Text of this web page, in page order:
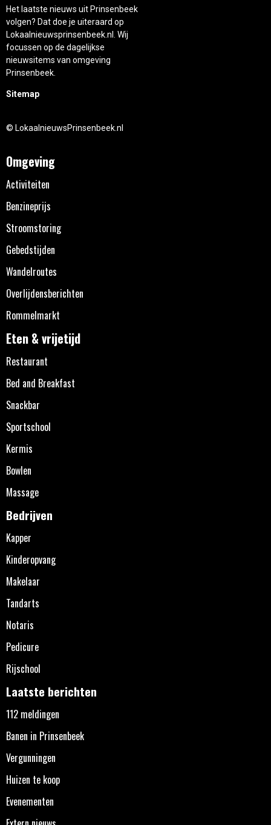
Het laatste nieuws uit Prinsenbeek
volgen? Dat doe je uiteraard op
Lokaalnieuwsprinsenbeek.nl. Wij
focussen op de dagelijkse
nieuwsitems van omgeving
Prinsenbeek.
Sitemap
© LokaalnieuwsPrinsenbeek.nl
Omgeving
Activiteiten
Benzineprijs
Stroomstoring
Gebedstijden
Wandelroutes
Overlijdensberichten
Rommelmarkt
Eten & vrijetijd
Restaurant
Bed and Breakfast
Snackbar
Sportschool
Kermis
Bowlen
Massage
Bedrijven
Kapper
Kinderopvang
Makelaar
Tandarts
Notaris
Pedicure
Rijschool
Laatste berichten
112 meldingen
Banen in Prinsenbeek
Vergunningen
Huizen te koop
Evenementen